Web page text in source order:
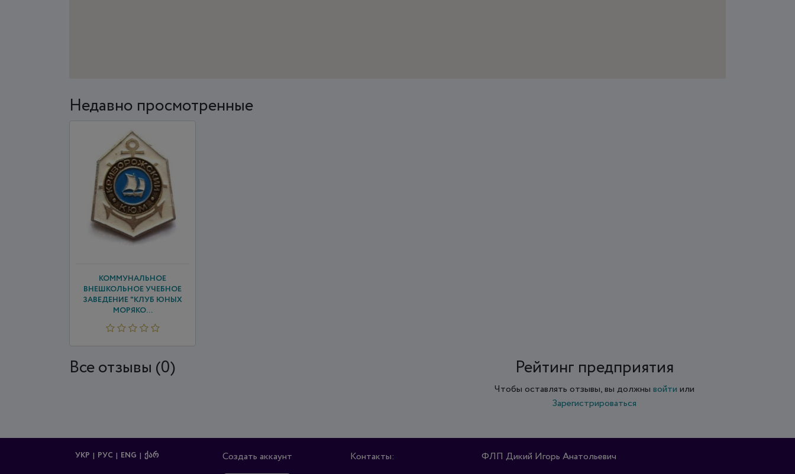
Недавно просмотренные
КОММУНАЛЬНОЕ
ВНЕШКОЛЬНОЕ УЧЕБНОЕ
ЗАВЕДЕНИЕ "КЛУБ ЮНЫХ
МОРЯКО...
Все отзывы (0) Рейтинг предприятия
Чтобы оставлять отзывы, вы должны войти или
Зарегистрироваться
УКР РУС ENG ᲥᲐᲠ Создать аккаунт Контакты:
ФЛП Дикий Игорь Анатольевич